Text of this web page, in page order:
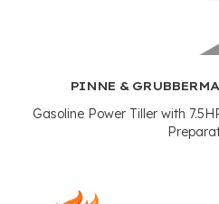
PINNE &
Gasoline Power Tiller with